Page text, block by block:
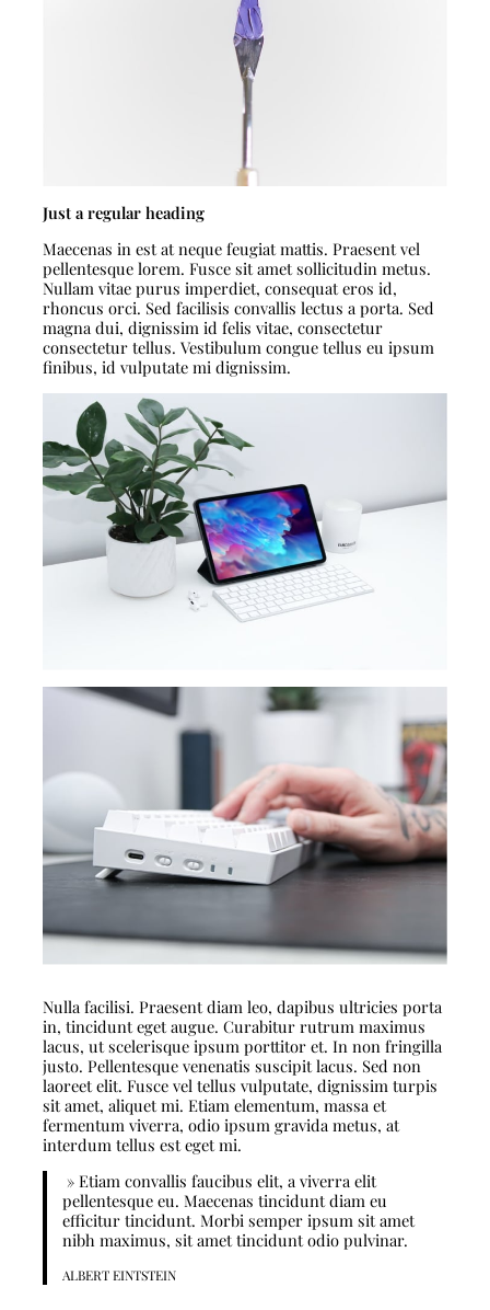
Just a regular heading
Maecenas in est at neque feugiat mattis. Praesent vel
pellentesque lorem. Fusce sit amet sollicitudin metus.
Nullam vitae purus imperdiet, consequat eros id,
rhoncus orci. Sed facilisis convallis lectus a porta. Sed
magna dui, dignissim id felis vitae, consectetur
consectetur tellus. Vestibulum congue tellus eu ipsum
finibus, id vulputate mi dignissim.
Nulla facilisi. Praesent diam leo, dapibus ultricies porta
in, tincidunt eget augue. Curabitur rutrum maximus
lacus, ut scelerisque ipsum porttitor et. In non fringilla
justo. Pellentesque venenatis suscipit lacus. Sed non
laoreet elit. Fusce vel tellus vulputate, dignissim turpis
sit amet, aliquet mi. Etiam elementum, massa et
fermentum viverra, odio ipsum gravida metus, at
interdum tellus est eget mi.
» Etiam convallis faucibus elit, a viverra elit
pellentesque eu. Maecenas tincidunt diam eu
efficitur tincidunt. Morbi semper ipsum sit amet
nibh maximus, sit amet tincidunt odio pulvinar.
ALBERT EINTSTEIN